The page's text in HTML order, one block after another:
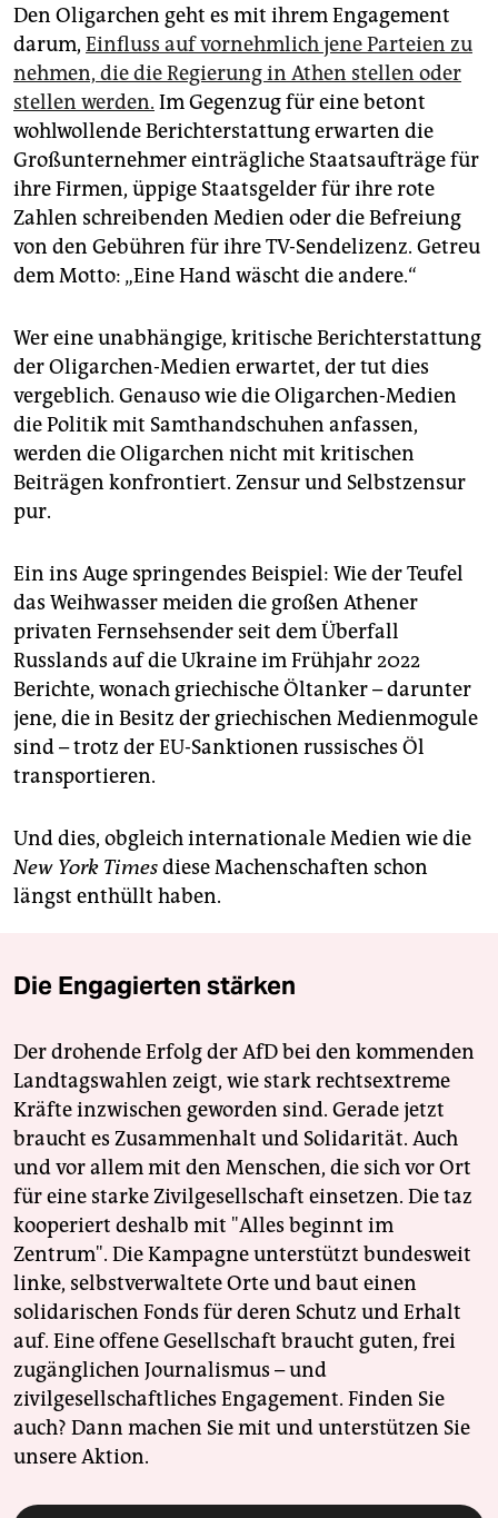
Den Oligarchen geht es mit ihrem Engagement
darum, Einfluss auf vornehmlich jene Parteien zu
nehmen, die die Regierung in Athen stellen oder
stellen werden. Im Gegenzug für eine betont
wohlwollende Berichterstattung erwarten die
Großunternehmer einträgliche Staatsaufträge für
ihre Firmen, üppige Staatsgelder für ihre rote
Zahlen schreibenden Medien oder die Befreiung
von den Gebühren für ihre TV-Sendelizenz. Getreu
dem Motto: „Eine Hand wäscht die andere.“
Wer eine unabhängige, kritische Berichterstattung
der Oligarchen-Medien erwartet, der tut dies
vergeblich. Genauso wie die Oligarchen-Medien
die Politik mit Samthandschuhen anfassen,
werden die Oligarchen nicht mit kritischen
Beiträgen konfrontiert. Zensur und Selbstzensur
pur.
Ein ins Auge springendes Beispiel: Wie der Teufel
das Weihwasser meiden die großen Athener
privaten Fernsehsender seit dem Überfall
Russlands auf die Ukraine im Frühjahr 2022
Berichte, wonach griechische Öltanker – darunter
jene, die in Besitz der griechischen Medienmogule
sind – trotz der EU-Sanktionen russisches Öl
transportieren.
Und dies, obgleich internationale Medien wie die
New York Timesdiese Machenschaften schon
längst enthüllt haben.
Die Engagierten stärken
Der drohende Erfolg der AfD bei den kommenden
Landtagswahlen zeigt, wie stark rechtsextreme
Kräfte inzwischen geworden sind. Gerade jetzt
braucht es Zusammenhalt und Solidarität. Auch
und vor allem mit den Menschen, die sich vor Ort
für eine starke Zivilgesellschaft einsetzen. Die taz
kooperiert deshalb mit "Alles beginnt im
Zentrum". Die Kampagne unterstützt bundesweit
linke, selbstverwaltete Orte und baut einen
solidarischen Fonds für deren Schutz und Erhalt
auf. Eine offene Gesellschaft braucht guten, frei
zugänglichen Journalismus – und
zivilgesellschaftliches Engagement. Finden Sie
auch? Dann machen Sie mit und unterstützen Sie
unsere Aktion.